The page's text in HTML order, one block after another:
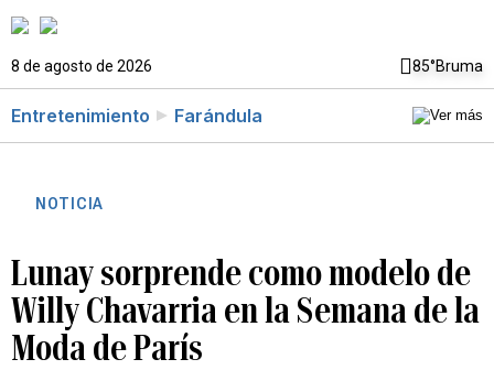
8 de agosto de 2026 85°Bruma
Entretenimiento Farándula
NOTICIA
Lunay sorprende como modelo de
Willy Chavarria en la Semana de la
Moda de París